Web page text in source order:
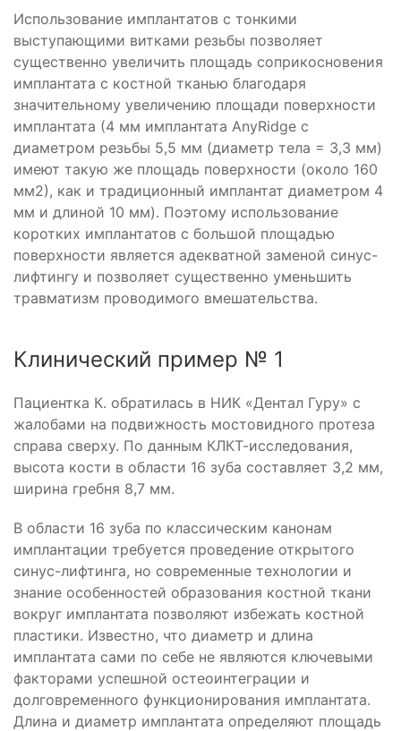
Использование имплантатов с тонкими
выступающими витками резьбы позволяет
существенно увеличить площадь соприкосновения
имплантата с костной тканью благодаря
значительному увеличению площади поверхности
имплантата (4 мм имплантата AnyRidge с
диаметром резьбы 5,5 мм (диаметр тела = 3,3 мм)
имеют такую же площадь поверхности (около 160
мм2), как и традиционный имплантат диаметром 4
мм и длиной 10 мм). Поэтому использование
коротких имплантатов с большой площадью
поверхности является адекватной заменой синус-
лифтингу и позволяет существенно уменьшить
травматизм проводимого вмешательства.
Клинический пример № 1
Пациентка К. обратилась в НИК «Дентал Гуру» с
жалобами на подвижность мостовидного протеза
справа сверху. По данным КЛКТ-исследования,
высота кости в области 16 зуба составляет 3,2 мм,
ширина гребня 8,7 мм.
В области 16 зуба по классическим канонам
имплантации требуется проведение открытого
синус-лифтинга, но современные технологии и
знание особенностей образования костной ткани
вокруг имплантата позволяют избежать костной
пластики. Известно, что диаметр и длина
имплантата сами по себе не являются ключевыми
факторами успешной остеоинтеграции и
долговременного функционирования имплантата.
Длина и диаметр имплантата определяют площадь